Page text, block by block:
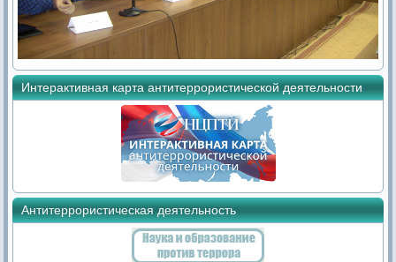
Интерактивная карта антитеррористической деятельности
Антитеррористическая деятельность